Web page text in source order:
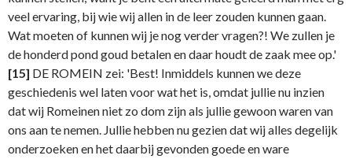
veel ervaring, bij wie wij allen in de leer zouden kunnen gaan.
Wat moeten of kunnen wij je nog verder vragen?! We zullen je
de honderd pond goud betalen en daar houdt de zaak mee op.'
[15] DE ROMEIN zei: 'Best! Inmiddels kunnen we deze
geschiedenis wel laten voor wat het is, omdat jullie nu inzien
dat wij Romeinen niet zo dom zijn als jullie gewoon waren van
ons aan te nemen. Jullie hebben nu gezien dat wij alles degelijk
onderzoeken en het daarbij gevonden goede en ware